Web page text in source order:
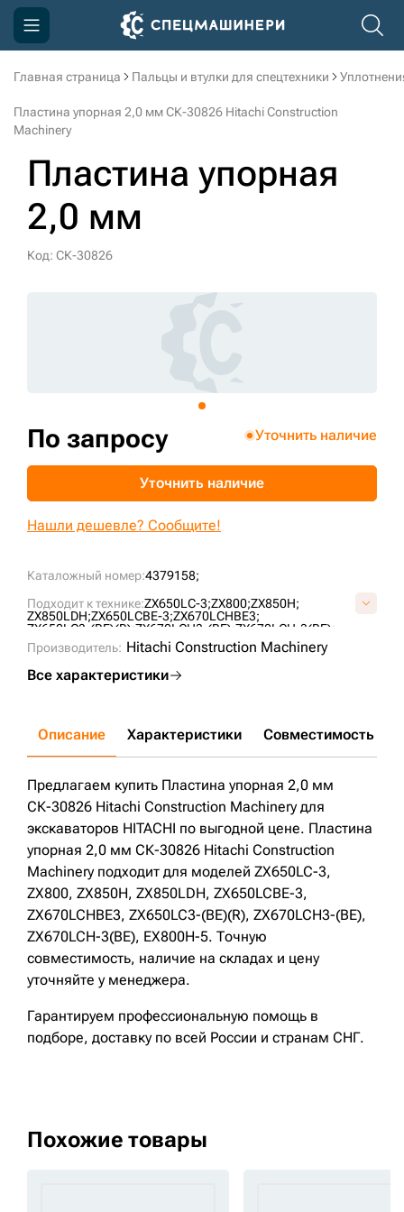
Главная страница Пальцы и втулки для спецтехники
Пластина упорная 2,0 мм СК-30826 Hitachi Construction
Machinery
Пластина упорная
2,0 мм
Код: СК-30826
Каталожный номер:4379158;
Подходит к технике:ZX650LC-3;ZX800;ZX850H;
ZX850LDH;ZX650LCBE-3;ZX670LCHBE3;
ZX650LC3-(BE)(R);ZX670LCH3-(BE);ZX670LCH-3(BE);
EX800H-5;
Производитель: Hitachi Construction Machinery
Все характеристики
По запросу Уточнить наличие
Уточнить наличие
Нашли дешевле? Сообщите!
Описание Характеристики Совместимость
Предлагаем купить Пластина упорная 2,0 мм
СК-30826 Hitachi Construction Machinery для
экскаваторов HITACHI по выгодной цене. Пластина
упорная 2,0 мм СК-30826 Hitachi Construction
Machinery подходит для моделей ZX650LC-3,
ZX800, ZX850H, ZX850LDH, ZX650LCBE-3,
ZX670LCHBE3, ZX650LC3-(BE)(R), ZX670LCH3-(BE),
ZX670LCH-3(BE), EX800H-5. Точную
совместимость, наличие на складах и цену
уточняйте у менеджера.
Гарантируем профессиональную помощь в
подборе, доставку по всей России и странам СНГ.
Похожие товары
Компания
Акции
Доставка и оплата
Информация
Контакты
+7 (499) 394-50-93